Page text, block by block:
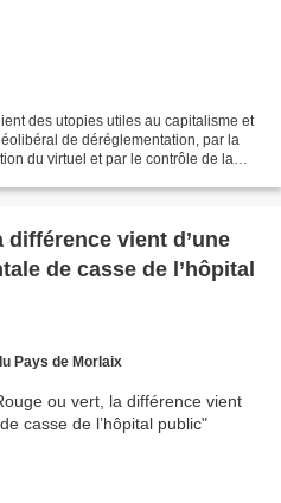
des utopies utiles au capitalisme et
de déréglementation, par la
du virtuel et par le contrôle de la
différence vient d’une
de casse de l’hôpital
Pays de Morlaix